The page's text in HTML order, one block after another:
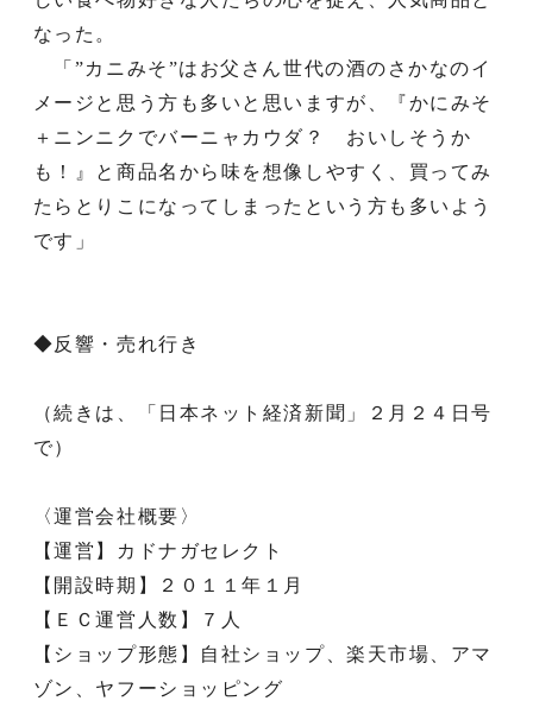
なった。
「”カニみそ”はお父さん世代の酒のさかなのイ
メージと思う方も多いと思いますが、『かにみそ
＋ニンニクでバーニャカウダ？ おいしそうか
も！』と商品名から味を想像しやすく、買ってみ
たらとりこになってしまったという方も多いよう
です」
◆反響・売れ行き
（続きは、「日本ネット経済新聞」２月２４日号
で）
〈運営会社概要〉
【運営】カドナガセレクト
【開設時期】２０１１年１月
【ＥＣ運営人数】７人
【ショップ形態】自社ショップ、楽天市場、アマ
ゾン、ヤフーショッピング